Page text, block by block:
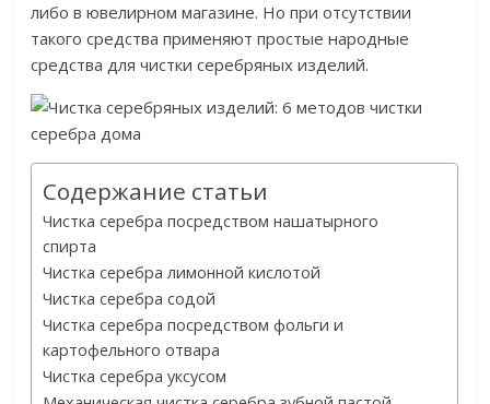
либо в ювелирном магазине. Но при отсутствии
такого средства применяют простые народные
средства для чистки серебряных изделий.
Содержание статьи
Чистка серебра посредством нашатырного
спирта
Чистка серебра лимонной кислотой
Чистка серебра содой
Чистка серебра посредством фольги и
картофельного отвара
Чистка серебра уксусом